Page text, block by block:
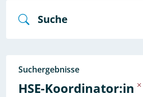
Suche
Suchergebnisse
HSE-Koordinator:in